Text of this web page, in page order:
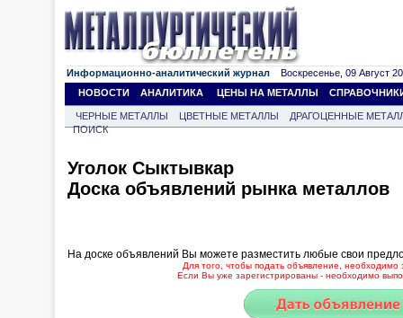
Информационно-аналитический журнал Воскресенье, 09 Август
НОВОСТИ
АНАЛИТИКА ЦЕНЫ НА МЕТАЛЛЫ
ЧЕРНЫЕ МЕТАЛЛЫ ЦВЕТНЫЕ МЕТАЛЛЫ
ДРАГОЦЕННЫЕ
ПОИСК
Уголок Сыктывкар
Доска объявлений рынка металлов
На доске объявлений Вы можете разместить любые свои
Для того, чтобы подать объявление, необходимо
Если Вы уже зарегистрированы - необходимо